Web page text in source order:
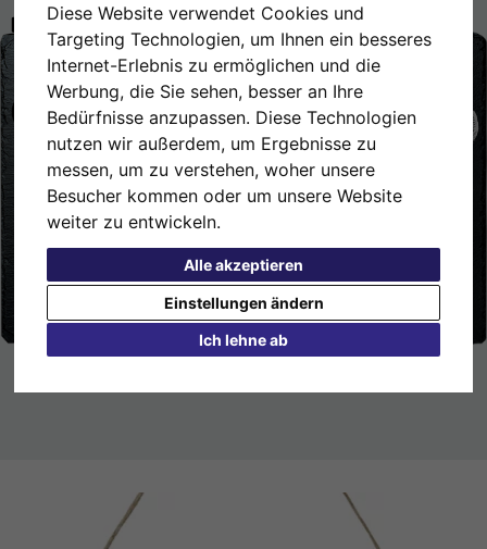
Diese Website verwendet Cookies und
Targeting Technologien, um Ihnen ein besseres
Internet-Erlebnis zu ermöglichen und die
Werbung, die Sie sehen, besser an Ihre
Bedürfnisse anzupassen. Diese Technologien
nutzen wir außerdem, um Ergebnisse zu
messen, um zu verstehen, woher unsere
Besucher kommen oder um unsere Website
weiter zu entwickeln.
Alle akzeptieren
Ich lehne ab
Einstellungen ändern
Hier können Sie einen Text hinzufügen.
1/2